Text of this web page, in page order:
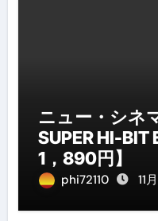
ニュー・シネ
SUPER HI-BIT
1，890円】
phi72110 11